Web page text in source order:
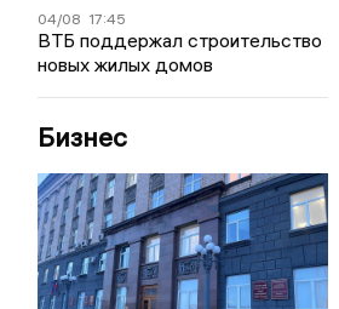
04/08 17:45
ВТБ поддержал строительство
новых жилых домов
Бизнес